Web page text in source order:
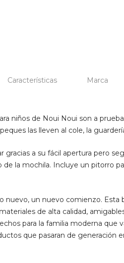
Características Marca
niños de Noui Noui son a
las lleven al cole, la
gracias a su fácil apertura pero
de la mochila. Incluye un pitorro
nuevo, un nuevo comienzo. Esta
de alta calidad,
para la familia moderna que
que pasaran de generación